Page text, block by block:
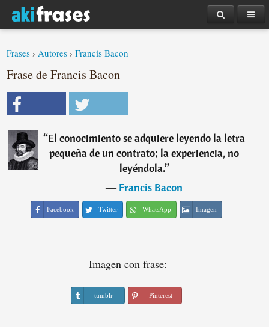
Frases ›Autores ›Francis Bacon
Frase de Francis Bacon
“El conocimiento se adquiere leyendo la letra
pequeña de un contrato; la experiencia, no
leyéndola.”
―Francis Bacon
Facebook Twitter WhatsApp Imagen
Imagen con frase:
tumblr Pinterest